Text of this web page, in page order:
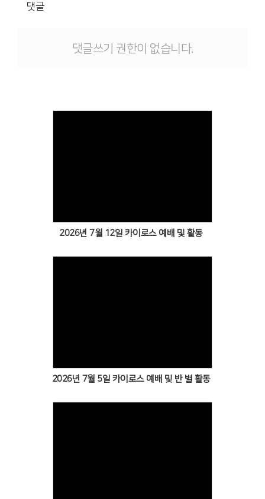
댓글
댓글쓰기 권한이 없습니다.
2026년 7월 12일 카이로스 예배 및 활동
2026년 7월 5일 카이로스 예배 및 반 별 활동